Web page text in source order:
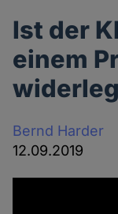
Ist der
einem
Bernd Harder
12.09.2019